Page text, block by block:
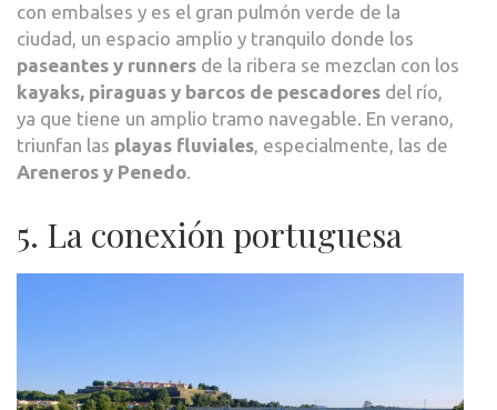
con embalses y es el gran pulmón verde de la
ciudad, un espacio amplio y tranquilo donde los
paseantes y runners de la ribera se mezclan con los
kayaks, piraguas y barcos de pescadores del río,
ya que tiene un amplio tramo navegable. En verano,
triunfan las playas fluviales, especialmente, las de
Areneros y Penedo.
5. La conexión portuguesa